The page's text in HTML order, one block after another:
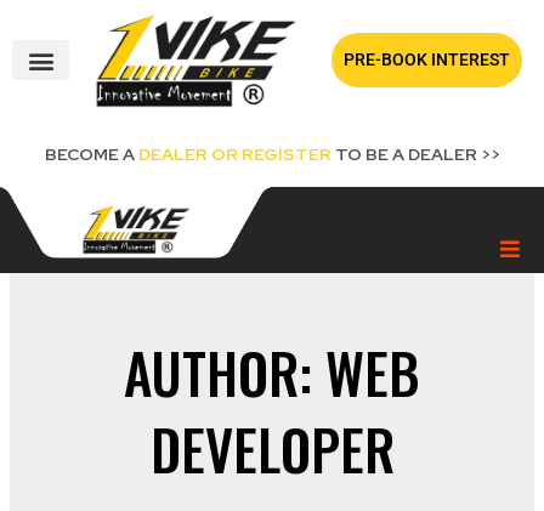
content
PRE-BOOK INTEREST
BECOME A DEALER OR REGISTER TO BE A DEALER >>
AUTHOR: WEB
DEVELOPER